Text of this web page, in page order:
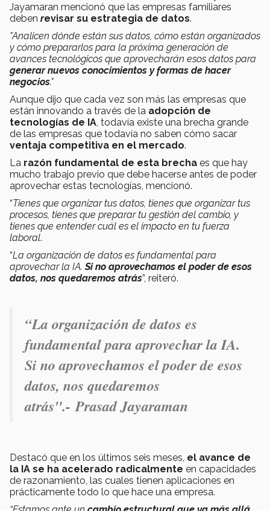
Jayamaran mencionó que las empresas familiares
deben revisar su estrategia de datos.
"Analicen dónde están sus datos, cómo están organizados
y cómo prepararlos para la próxima generación de
avances tecnológicos que aprovecharán esos datos para
generar nuevos conocimientos y formas de hacer
negocios."
Aunque dijo que cada vez son más las empresas que
están innovando a través de la adopción de
tecnologías de IA, todavía existe una brecha grande
de las empresas que todavía no saben cómo sacar
ventaja competitiva en el mercado.
La razón fundamental de esta brecha es que hay
mucho trabajo previo que debe hacerse antes de poder
aprovechar estas tecnologías, mencionó.
“Tienes que organizar tus datos, tienes que organizar tus
procesos, tienes que preparar tu gestión del cambio, y
tienes que entender cuál es el impacto en tu fuerza
laboral.
“La organización de datos es fundamental para
aprovechar la IA. Si no aprovechamos el poder de esos
datos, nos quedaremos atrás”, reiteró.
“La organización de datos es
fundamental para aprovechar la IA.
Si no aprovechamos el poder de esos
datos, nos quedaremos
atrás".-Prasad Jayaraman
Destacó que en los últimos seis meses, el avance de
la IA se ha acelerado radicalmente en capacidades
de razonamiento, las cuales tienen aplicaciones en
prácticamente todo lo que hace una empresa.